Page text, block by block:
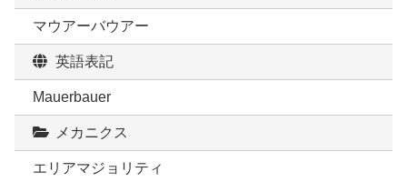
マウアーバウアー
英語表記
Mauerbauer
メカニクス
エリアマジョリティ